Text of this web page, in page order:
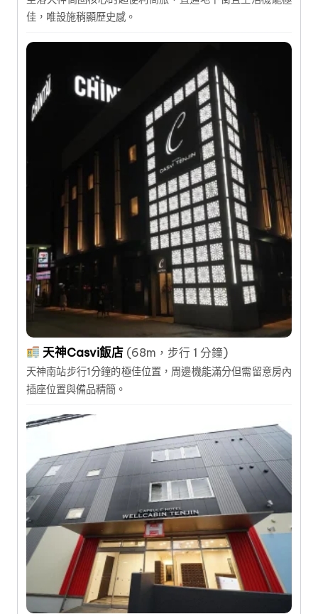
佳，唯設施稍顯歷史感。
天神Casvi飯店 (68m，步行 1 分鐘)
天神南站步行1分鐘的極佳位置，周邊機能滿分但需留意房內
插座位置與備品精簡。